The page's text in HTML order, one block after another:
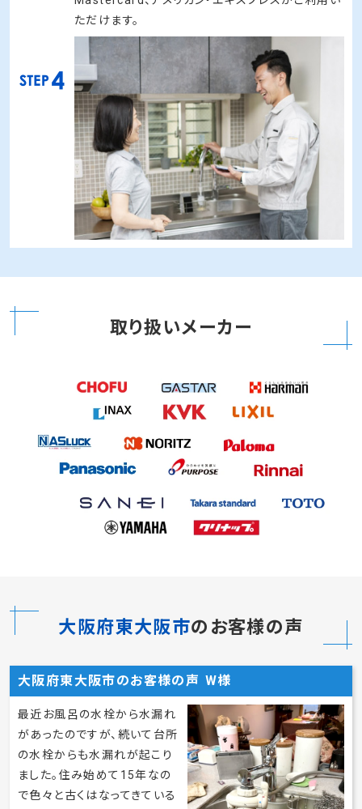
修理作業完了・お支払い
お支払いは現金・クレジットカード・NP後払いがご
利用いただけます。クレジットカードはVisa、
Mastercard、アメリカン・エキスプレスがご利用い
ただけます。
取り扱いメーカー
大阪府東大阪市のお客様の声